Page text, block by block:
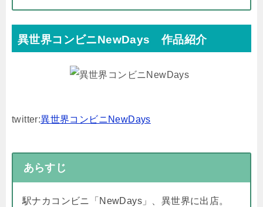
異世界コンビニNewDays 作品紹介
twitter:異世界コンビニNewDays
あらすじ
駅ナカコンビニ「NewDays」、異世界に出店。